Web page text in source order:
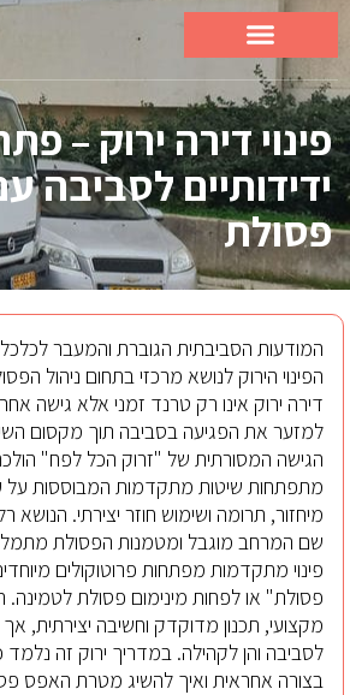
פינוי דירה ירוק –
ידידותיים לסביבה
פסולת
המודעות הסביבתית הגוברת והמעבר
הפינוי הירוק לנושא מרכזי בתחום ניהול
דירה ירוק אינו רק טרנד זמני אלא גישה
למזער את הפגיעה בסביבה תוך מקסום
הגישה המסורתית של "זרוק הכל לפח"
מתפתחות שיטות מתקדמות המבוססות על
מיחזור, תרומה ושימוש חוזר יצירתי. הנושא
שם המרחב מוגבל ומטמנות הפסולת
פינוי מתקדמות מפתחות פרוטוקולים
פסולת" או לפחות מינימום פסולת לטמינה.
מקצועי, תכנון מדוקדק וחשיבה יצירתית,
לסביבה והן לקהילה. במדריך ירוק זה נלמד
בצורה אחראית ואיך להשיג מטרת האפס